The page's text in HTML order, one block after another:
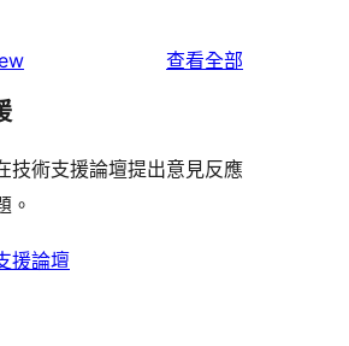
查看全部
評
技術支援論壇提出意見反應
。
援論壇